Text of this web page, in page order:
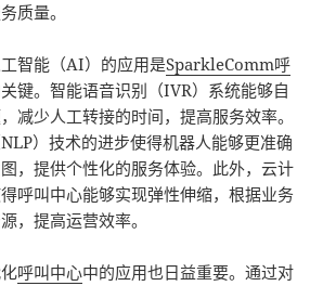
质量。
智能（AI）的应用是SparkleComm呼
键。智能语音识别（IVR）系统能够自
减少人工转接的时间，提高服务效率。
）技术的进步使得机器人能够更准确
，提供个性化的服务体验。此外，云计
呼叫中心能够实现弹性伸缩，根据业务
，提高运营效率。
呼叫中心中的应用也日益重要。通过对